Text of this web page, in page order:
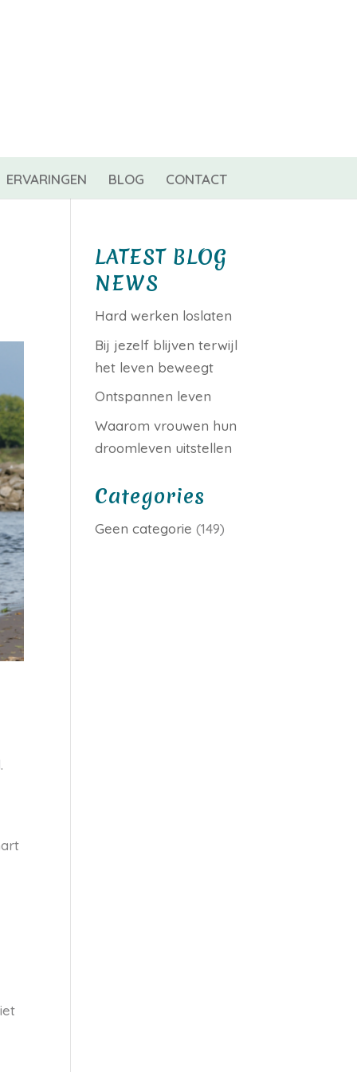
ERVARINGEN BLOG CONTACT
LATEST BLOG
NEWS
Hard werken loslaten
Bij jezelf blijven terwijl
het leven beweegt
Ontspannen leven
Waarom vrouwen hun
droomleven uitstellen
Categories
Geen categorie (149)